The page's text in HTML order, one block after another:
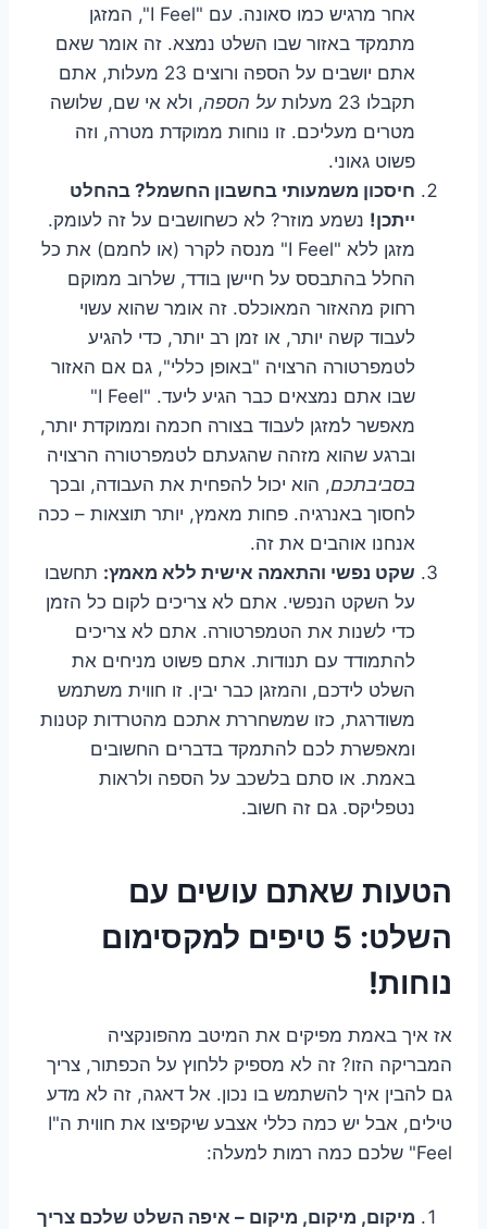
אחר מרגיש כמו סאונה. עם "I Feel", המזגן
מתמקד באזור שבו השלט נמצא. זה אומר שאם
אתם יושבים על הספה ורוצים 23 מעלות, אתם
תקבלו 23 מעלות
על הספה, ולא אי שם, שלושה
מטרים מעליכם. זו נוחות ממוקדת מטרה, וזה
פשוט גאוני.
חיסכון משמעותי בחשבון החשמל? בהחלט
ייתכן! נשמע מוזר? לא כשחושבים על זה לעומק.
מזגן ללא "I Feel" מנסה לקרר (או לחמם) את כל
החלל בהתבסס על חיישן בודד, שלרוב ממוקם
רחוק מהאזור המאוכלס. זה אומר שהוא עשוי
לעבוד קשה יותר, או זמן רב יותר, כדי להגיע
לטמפרטורה הרצויה "באופן כללי", גם אם האזור
שבו אתם נמצאים כבר הגיע ליעד. "I Feel"
מאפשר למזגן לעבוד בצורה חכמה וממוקדת יותר,
וברגע שהוא מזהה שהגעתם לטמפרטורה הרצויה
בסביבתכם, הוא יכול להפחית את העבודה, ובכך
לחסוך באנרגיה. פחות מאמץ, יותר תוצאות – ככה
אנחנו אוהבים את זה.
שקט נפשי והתאמה אישית ללא מאמץ: תחשבו
על השקט הנפשי. אתם לא צריכים לקום כל הזמן
כדי לשנות את הטמפרטורה. אתם לא צריכים
להתמודד עם תנודות. אתם פשוט מניחים את
השלט לידכם, והמזגן כבר יבין. זו חווית משתמש
משודרגת, כזו שמשחררת אתכם מהטרדות קטנות
ומאפשרת לכם להתמקד בדברים החשובים
באמת. או סתם בלשכב על הספה ולראות
נטפליקס. גם זה חשוב.
הטעות שאתם עושים עם
השלט: 5 טיפים למקסימום
נוחות!
אז איך באמת מפיקים את המיטב מהפונקציה
המבריקה הזו? זה לא מספיק ללחוץ על הכפתור, צריך
גם להבין איך להשתמש בו נכון. אל דאגה, זה לא מדע
טילים, אבל יש כמה כללי אצבע שיקפיצו את חווית ה"I
Feel" שלכם כמה רמות למעלה:
מיקום, מיקום, מיקום – איפה השלט שלכם צריך